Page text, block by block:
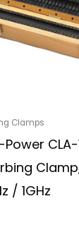
Clamps
CLA-
/ 1GHz